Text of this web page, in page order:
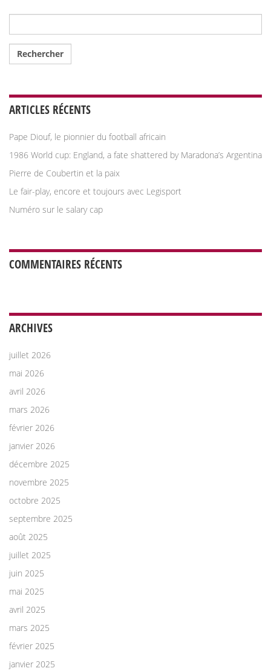
ARTICLES RÉCENTS
Pape Diouf, le pionnier du football africain
1986 World cup: England, a fate shattered by Maradona’s Argentina
Pierre de Coubertin et la paix
Le fair-play, encore et toujours avec Legisport
Numéro sur le salary cap
COMMENTAIRES RÉCENTS
ARCHIVES
juillet 2026
mai 2026
avril 2026
mars 2026
février 2026
janvier 2026
décembre 2025
novembre 2025
octobre 2025
septembre 2025
août 2025
juillet 2025
juin 2025
mai 2025
avril 2025
mars 2025
février 2025
janvier 2025